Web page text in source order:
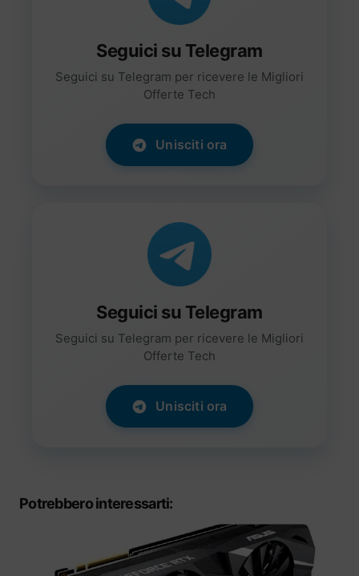
Seguici su Telegram
Seguici su Telegram per ricevere le Migliori
Offerte Tech
Unisciti ora
Seguici su Telegram
Seguici su Telegram per ricevere le Migliori
Offerte Tech
Unisciti ora
Potrebbero interessarti: